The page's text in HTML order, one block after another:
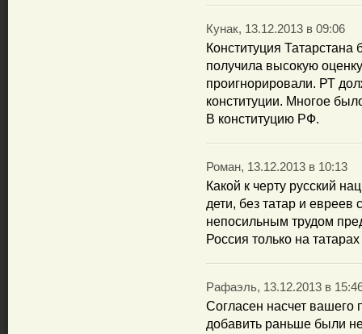
Кунак, 13.12.2013 в 09:06
Конституция
получила высокую
проигнорировали. РТ
конституции. Многое
В конституцию РФ.
Роман, 13.12.2013 в 10:13
Какой к черту русский
дети, без татар и евреев
непосильным трудом
Россия только на
Рафаэль, 13.12.2013 в
Согласен насчет вашего
добавить раньше были